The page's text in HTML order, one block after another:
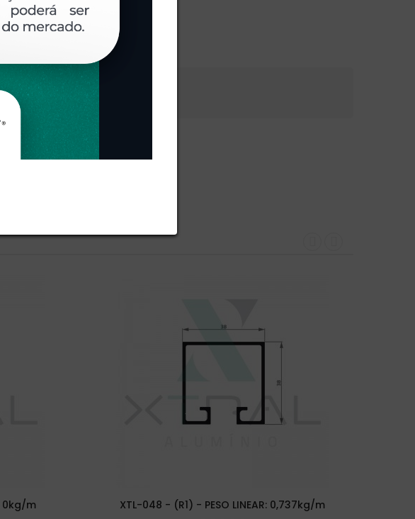
(0)
0kg/m XTL-048 - (R1) - PESO LINEAR: 0,737kg/m